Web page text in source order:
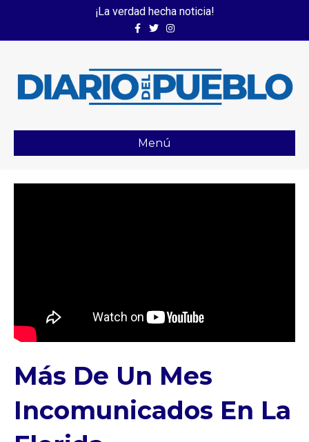
¡La verdad hecha noticia!
FacebookTwitterInstagram
Menú
Más De Un Mes
Incomunicados En La